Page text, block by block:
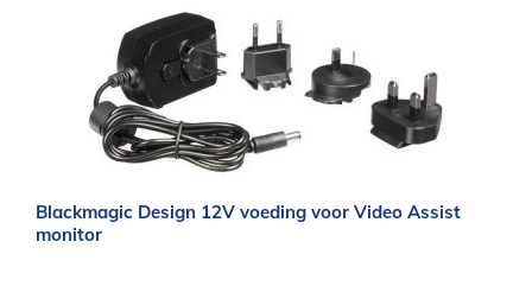
Blackmagic Design 12V voeding voor Video Assist
monitor